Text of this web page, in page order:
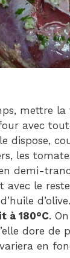
mettre la
avec
dispose,
les
demi-
avec le
à 180°C.
dore de
en